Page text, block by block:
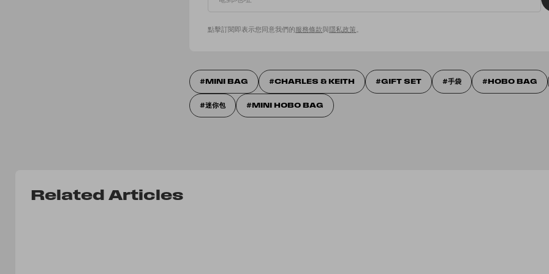
點擊訂閱即表示您同意我們的服務條款與隱私政策
MINI BAG CHARLES & KEITH GIFT SET 手袋 HOBO BAG
迷你包 MINI HOBO BAG
Related Articles